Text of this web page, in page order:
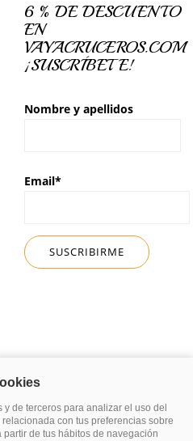
6 % DE DESCUENTO
EN
VAYACRUCEROS.COM
¡SUSCRÍBETE!
Nombre y apellidos
Email*